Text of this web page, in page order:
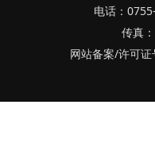
电话：
传真
网站备案/许可